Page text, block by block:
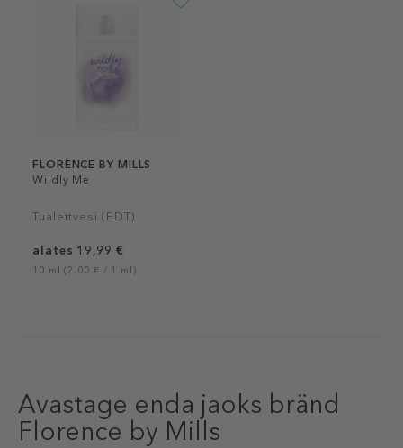
FLORENCE BY MILLS
Wildly Me
Tualettvesi (EDT)
alates 19,99 €
10 ml (2,00 € / 1 ml)
Avastage enda jaoks bränd
Florence by Mills